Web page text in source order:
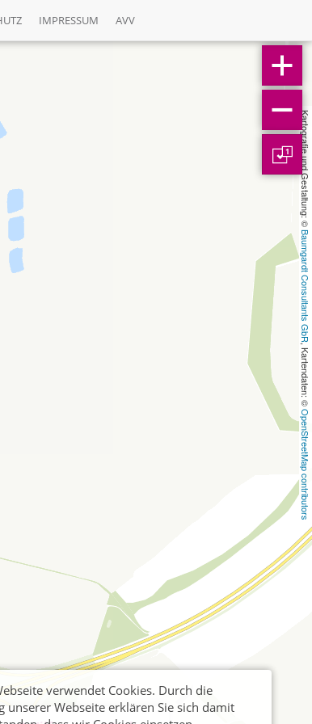
IMPRESSUM AVV
Kartografie und Gestaltung: ©
Baumgardt Consultants GbR
, Kartendaten: ©
OpenStreetMap contributors
1
verwendet Cookies. Durch die
unserer Webseite erklären Sie sich damit